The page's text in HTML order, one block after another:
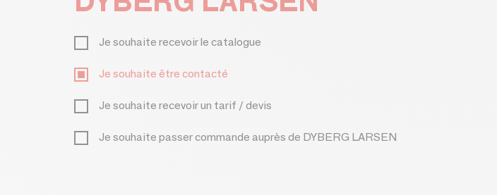
Je souhaite recevoir le catalogue
Je souhaite être contacté
Je souhaite recevoir un tarif / devis
Je souhaite passer commande auprès de DYBERG LARSEN